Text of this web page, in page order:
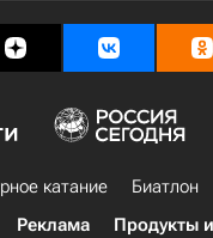
катание Биатлон
Реклама Продукты